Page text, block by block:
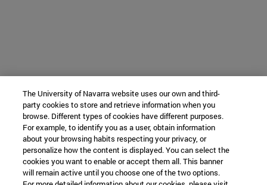
The University of Navarra website uses our own and third-
party cookies to store and retrieve information when you
browse. Different types of cookies have different purposes.
For example, to identify you as a user, obtain information
about your browsing habits respecting your privacy, or
personalize how the content is displayed. You can select the
cookies you want to enable or accept them all. This banner
will remain active until you choose one of the two options.